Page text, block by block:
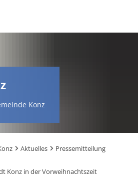
Konz
Aktuelles
Pressemitteilung
Konz in der Vorweihnachtszeit